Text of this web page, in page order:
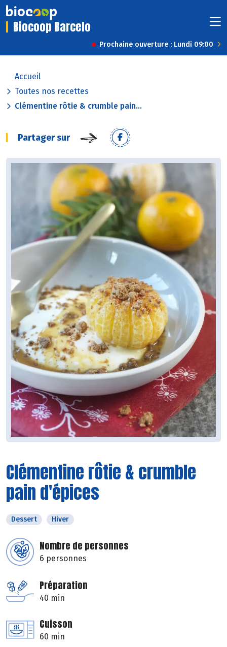
Biocoop Barcelo
Prochaine ouverture : Lundi 09:00
Accueil
Toutes nos recettes
Clémentine rôtie & crumble pain...
Partager sur
Clémentine rôtie & crumble
pain d'épices
Dessert Hiver
Nombre de personnes
6 personnes
Préparation
40 min
Cuisson
60 min